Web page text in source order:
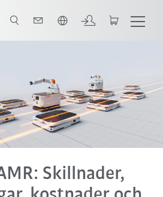
AMR AMR-lösningar Referenser
Skillnader,